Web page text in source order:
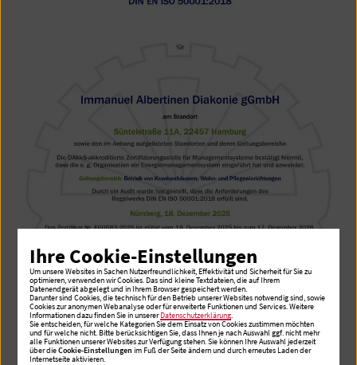
Ihre Cookie-Einstellungen
Um unsere Websites in Sachen Nutzerfreundlichkeit, Effektivität und Sicherheit für Sie zu
optimieren, verwenden wir Cookies. Das sind kleine Textdateien, die auf Ihrem
Datenendgerät abgelegt und in Ihrem Browser gespeichert werden.
Darunter sind Cookies, die technisch für den Betrieb unserer Websites notwendig sind, sowie
Cookies zur anonymen Webanalyse oder für erweiterte Funktionen und Services. Weitere
Informationen dazu finden Sie in unsererDatenschutzerklärung.
Sie entscheiden, für welche Kategorien Sie dem Einsatz von Cookies zustimmen möchten
und für welche nicht. Bitte berücksichtigen Sie, dass Ihnen je nach Auswahl ggf. nicht mehr
alle Funktionen unserer Websites zur Verfügung stehen. Sie können Ihre Auswahl jederzeit
über dieCookie-Einstellungen im Fuß der Seite ändern und durch erneutes Laden der
Internetseite aktivieren.